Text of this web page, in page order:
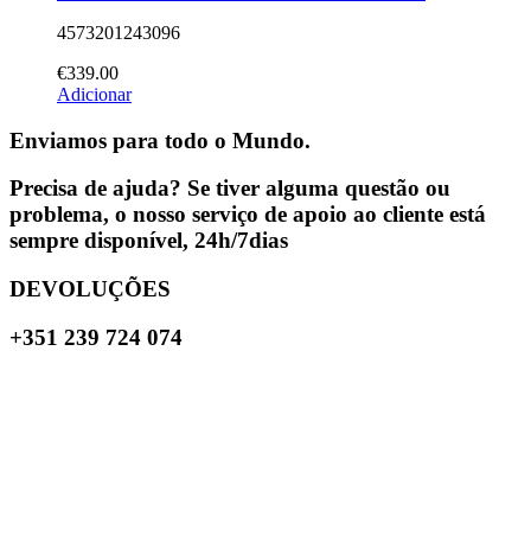
4573201243096
€339.00
Adicionar
Enviamos para todo o Mundo.
Precisa de ajuda? Se tiver alguma questão ou
problema, o nosso serviço de apoio ao cliente está
sempre disponível, 24h/7dias
DEVOLUÇÕES
+351 239 724 074